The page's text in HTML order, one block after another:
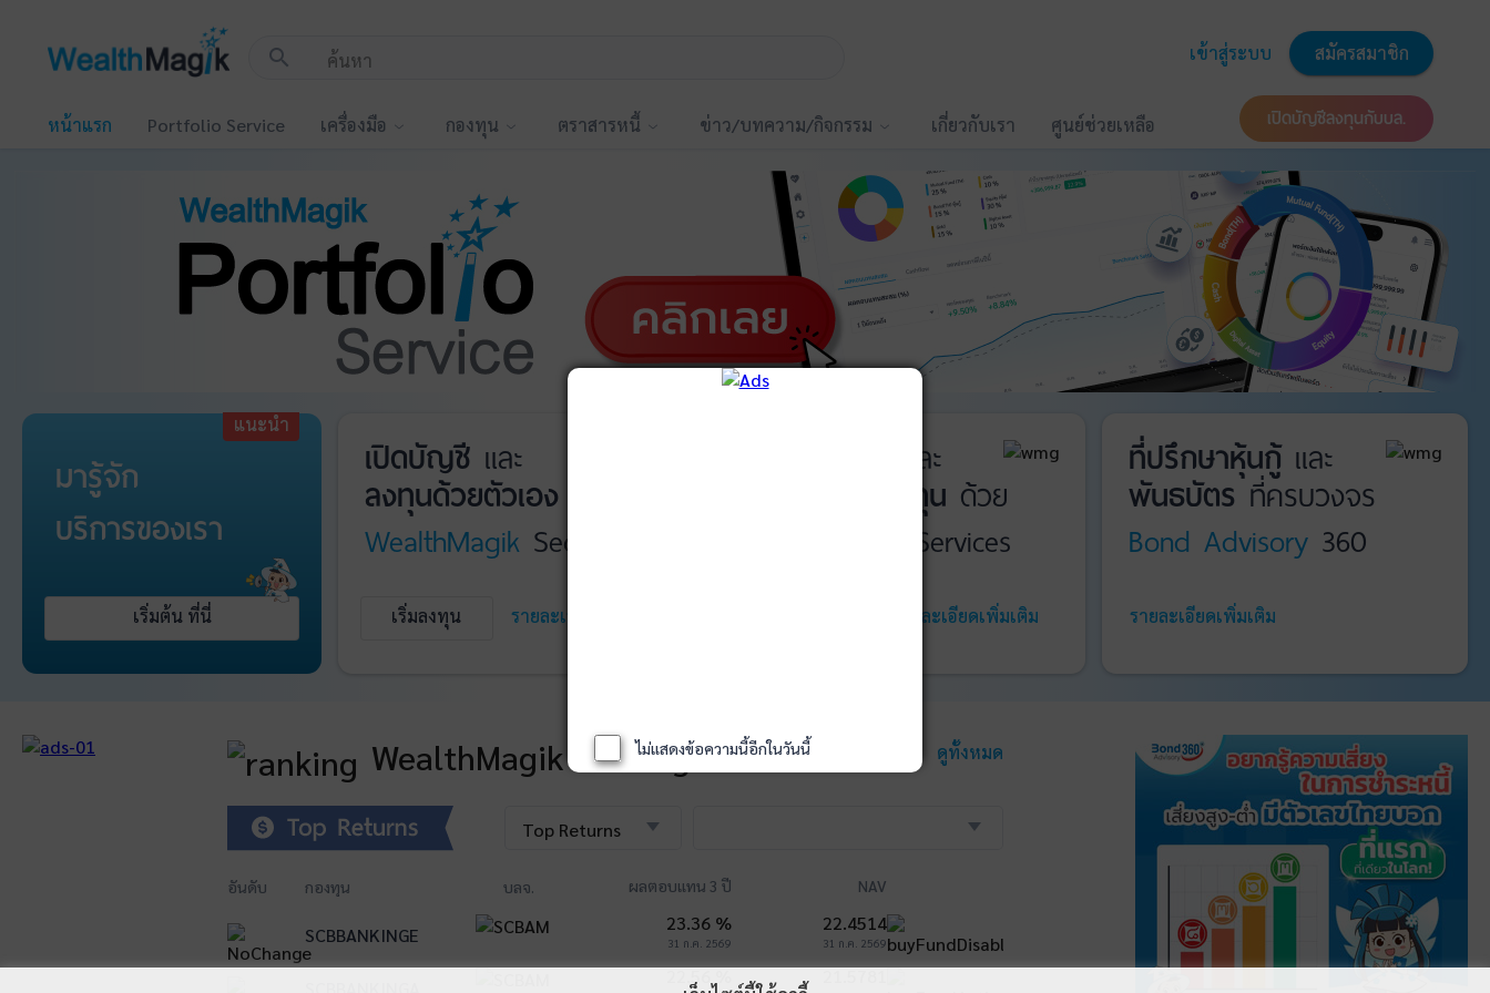
search เข้าสู่ระบบ สมัครสมาชิก
หน้าแรก Portfolio Service เครื่องมือ กองทุน ตราสารหนี้ ข่าว/บทความ/กิจกรรม เกี่ยวกับเรา ศูนย์ช่วยเหลือ เปิดบัญชีลงทุนกับบล.
แนะนำ
มารู้จัก
บริการของเรา
เริ่มต้น ที่นี่
เปิดบัญชี และ
ลงทุนด้วยตัวเอง
WealthMagikSecurities
เริ่มลงทุน รายละเอียดเพิ่มเติม
และ
ติดตามการลงทุน ด้วย
Services
รายละเอียดเพิ่มเติม
ที่ปรึกษาหุ้นกู้และ
พันธบัตรที่ครบวงจร
Bond Advisory360
รายละเอียดเพิ่มเติม
WealthMagik Rankings ดูทั้งหมด
Top Returns
อันดับ กองทุน บลจ. ผลตอบแทน 3 ปี NAV
SCBBANKINGE
23.36 %
31 ก.ค. 2569
22.4514
31 ก.ค. 2569
ไม่แสดงข้อความนี้อีกในวันนี้